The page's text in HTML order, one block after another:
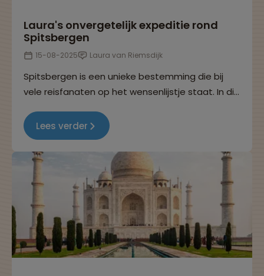
Laura's onvergetelijk expeditie rond
Spitsbergen
15-08-2025 Laura van Riemsdijk
Spitsbergen is een unieke bestemming die bij
vele reisfanaten op het wensenlijstje staat. In dit
onvergetelijke expeditie door de ruige, Arctische
wildernis.
Lees verder